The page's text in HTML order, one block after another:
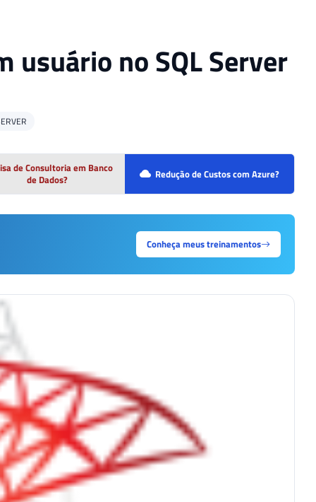
usuário no SQL Server
de Consultoria em Banco
de Dados?
Redução de Custos com Azure?
Conheça meus treinamentos